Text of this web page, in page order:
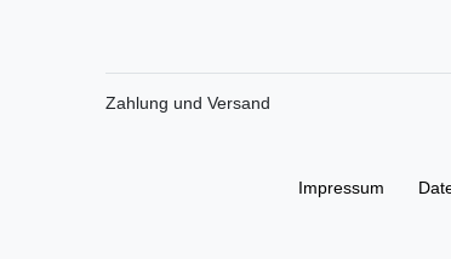
Zahlung und Versand
Impressum